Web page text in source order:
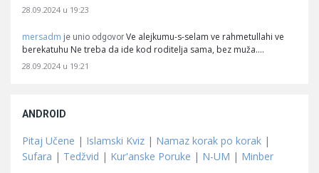
28.09.2024 u 19:23
mersadm je unio odgovor Ve alejkumu-s-selam ve rahmetullahi ve
berekatuhu Ne treba da ide kod roditelja sama, bez muža.…
28.09.2024 u 19:21
ANDROID
Pitaj Učene | Islamski Kviz | Namaz korak po korak |
Sufara | Tedžvid | Kur'anske Poruke | N-UM | Minber